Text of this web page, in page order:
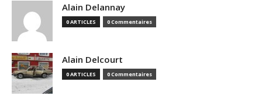
Alain Delannay
0 ARTICLES 0 Commentaires
Alain Delcourt
0 ARTICLES 0 Commentaires